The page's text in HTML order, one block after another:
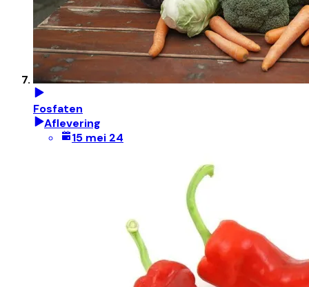
Fosfaten
Aflevering
15 mei 24